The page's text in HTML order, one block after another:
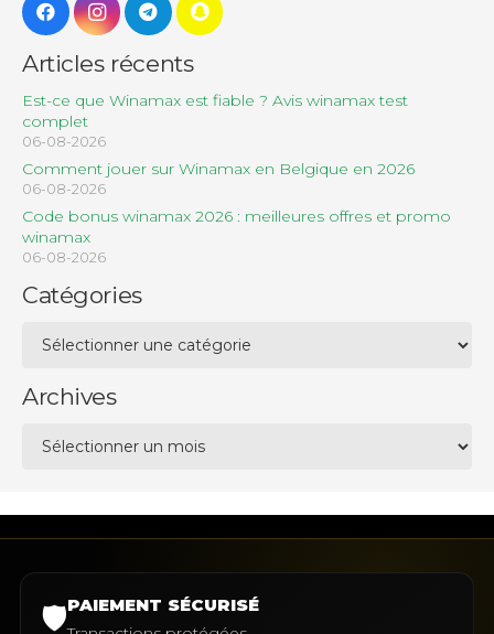
Articles récents
Est-ce que Winamax est fiable ? Avis winamax test
complet
06-08-2026
Comment jouer sur Winamax en Belgique en 2026
06-08-2026
Code bonus winamax 2026 : meilleures offres et promo
winamax
06-08-2026
Catégories
Archives
🛡️PAIEMENT SÉCURISÉ